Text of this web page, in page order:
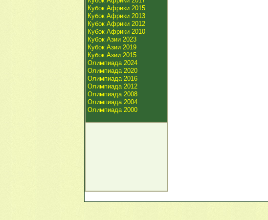
Кубок Африки 2015
Кубок Африки 2013
Кубок Африки 2012
Кубок Африки 2010
Кубок Азии 2023
Кубок Азии 2019
Кубок Азии 2015
Олимпиада 2024
Олимпиада 2020
Олимпиада 2016
Олимпиада 2012
Олимпиада 2008
Олимпиада 2004
Олимпиада 2000